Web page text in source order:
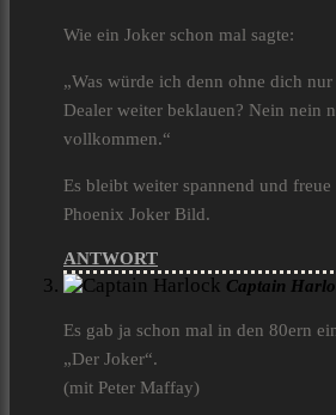
Wie ein Joker schon mal sagte:
„Was würde ich denn ohne dich
Dealer weiter beklauen? Nein nein
vollkommen.“
Es bleibt weiter spannend und
Phoenix Joker Bild.
ANTWORT
Captain
Es gab ja schon mal in den 80ern
„Der Joker“.
(mit Peter Maffay)